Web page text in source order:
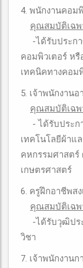
4. พนักงานคอม
คุณสมบัติเฉพ
-ได้รับประกา
คอมพิวเตอร์ ห
เทคนิคทางคอม
5. เจ้าพนักงาน
คุณสมบัติเฉพ
- ได้รับประก
เทคโนโลยีผ้าแ
คหกรรมศาสตร์
เกษตรศาสตร์
6. ครูฝึกอาชีพส
คุณสมบัติเฉพ
-ได้รับวุฒิประ
วิชา
7. เจ้าพนักงาน